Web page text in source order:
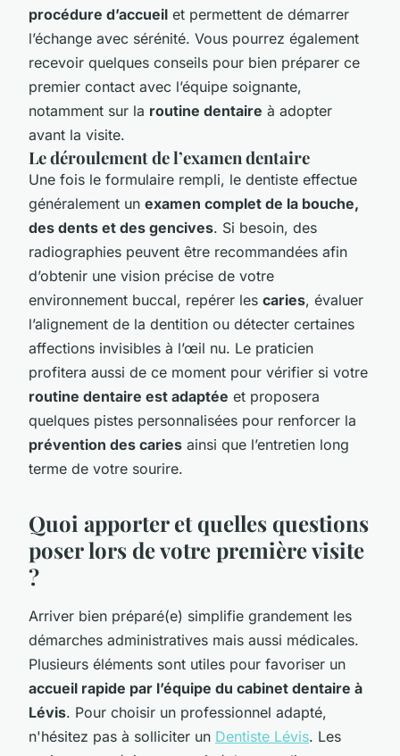
procédure d’accueil et permettent de démarrer
l’échange avec sérénité. Vous pourrez également
recevoir quelques conseils pour bien préparer ce
premier contact avec l’équipe soignante,
notamment sur la routine dentaire à adopter
avant la visite.
Le déroulement de l’examen dentaire
Une fois le formulaire rempli, le dentiste effectue
généralement un examen complet de la bouche,
des dents et des gencives. Si besoin, des
radiographies peuvent être recommandées afin
d’obtenir une vision précise de votre
environnement buccal, repérer les caries, évaluer
l’alignement de la dentition ou détecter certaines
affections invisibles à l’œil nu. Le praticien
profitera aussi de ce moment pour vérifier si votre
routine dentaire est adaptée et proposera
quelques pistes personnalisées pour renforcer la
prévention des caries ainsi que l’entretien long
terme de votre sourire.
Quoi apporter et quelles questions
poser lors de votre première visite
?
Arriver bien préparé(e) simplifie grandement les
démarches administratives mais aussi médicales.
Plusieurs éléments sont utiles pour favoriser un
accueil rapide par l’équipe du cabinet dentaire à
Lévis. Pour choisir un professionnel adapté,
n'hésitez pas à solliciter un Dentiste Lévis. Les